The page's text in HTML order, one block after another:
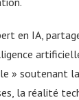
en IA,
» soutenant la
la réalité